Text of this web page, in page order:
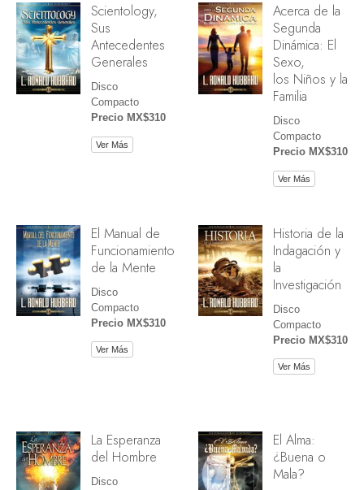
Scientology,
Sus
Antecedentes
Generales
Disco
Compacto
Precio MX$310
Ver Más
Acerca de la
Segunda
Dinámica: El
Sexo,
los Niños y la
Familia
Disco
Compacto
Precio MX$310
Ver Más
El Manual de
Funcionamiento
de la Mente
Disco
Compacto
Precio MX$310
Ver Más
Historia de la
Indagación y
la
Investigación
Disco
Compacto
Precio MX$310
Ver Más
La Esperanza
del Hombre
Disco
El Alma:
¿Buena o
Mala?